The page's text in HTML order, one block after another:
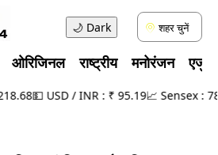
🌙 Dark शहर चुनें
ओरिजिनल राष्ट्रीय मनोरंजन
💵 USD / INR : ₹ 95.19📈 Sensex :